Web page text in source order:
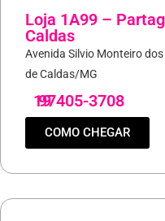
Loja 1A99 –
Caldas
Avenida Silvio Monteiro
de Caldas/MG
19
97405-3708
COMO CHEGAR